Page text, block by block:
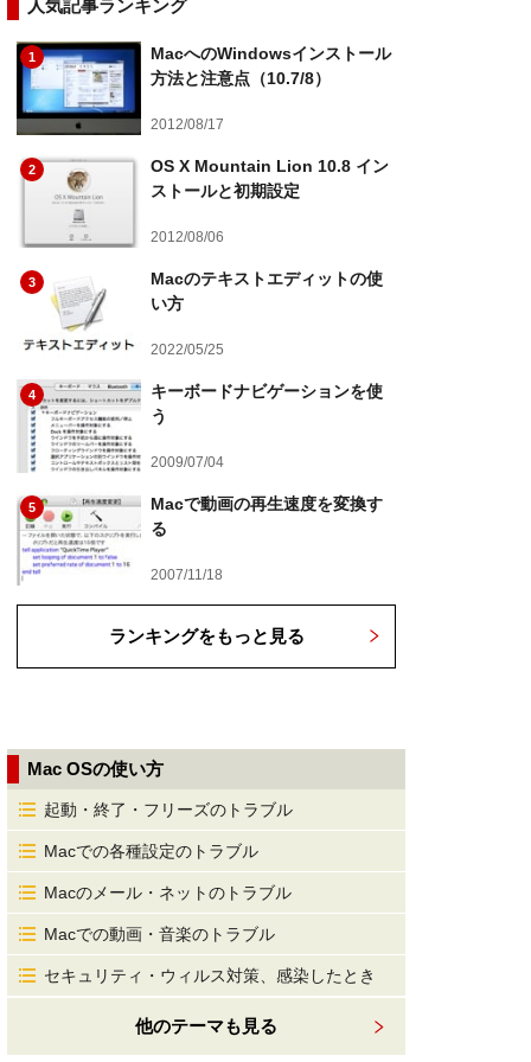
人気記事ランキング
1
MacへのWindowsインストール
方法と注意点（10.7/8）
2012/08/17
2
OS X Mountain Lion 10.8 イン
ストールと初期設定
2012/08/06
3
Macのテキストエディットの使
い方
2022/05/25
4
キーボードナビゲーションを使
う
2009/07/04
5
Macで動画の再生速度を変換す
る
2007/11/18
ランキングをもっと見る
Mac OSの使い方
起動・終了・フリーズのトラブル
Macでの各種設定のトラブル
Macのメール・ネットのトラブル
Macでの動画・音楽のトラブル
セキュリティ・ウィルス対策、感染したとき
他のテーマも見る